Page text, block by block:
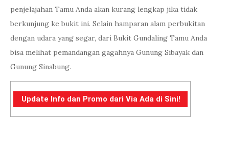
penjelajahan Tamu Anda akan kurang lengkap jika tidak
berkunjung ke bukit ini. Selain hamparan alam perbukitan
dengan udara yang segar, dari Bukit Gundaling Tamu Anda
bisa melihat pemandangan gagahnya Gunung Sibayak dan
Gunung Sinabung.
Update Info dan Promo dari Via Ada di Sini!